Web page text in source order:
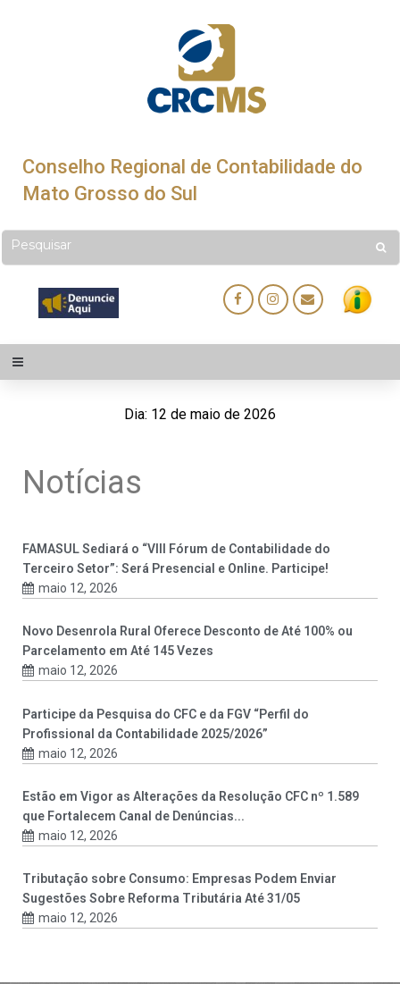
Conselho Regional de Contabilidade do
Mato Grosso do Sul
Dia: 12 de maio de 2026
Notícias
FAMASUL Sediará o “VIII Fórum de Contabilidade do
Terceiro Setor”: Será Presencial e Online. Participe!
maio 12, 2026
Novo Desenrola Rural Oferece Desconto de Até 100% ou
Parcelamento em Até 145 Vezes
maio 12, 2026
Participe da Pesquisa do CFC e da FGV “Perfil do
Profissional da Contabilidade 2025/2026”
maio 12, 2026
Estão em Vigor as Alterações da Resolução CFC nº 1.589
que Fortalecem Canal de Denúncias...
maio 12, 2026
Tributação sobre Consumo: Empresas Podem Enviar
Sugestões Sobre Reforma Tributária Até 31/05
maio 12, 2026